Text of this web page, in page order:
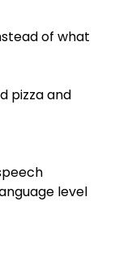
of what
pizza and
level